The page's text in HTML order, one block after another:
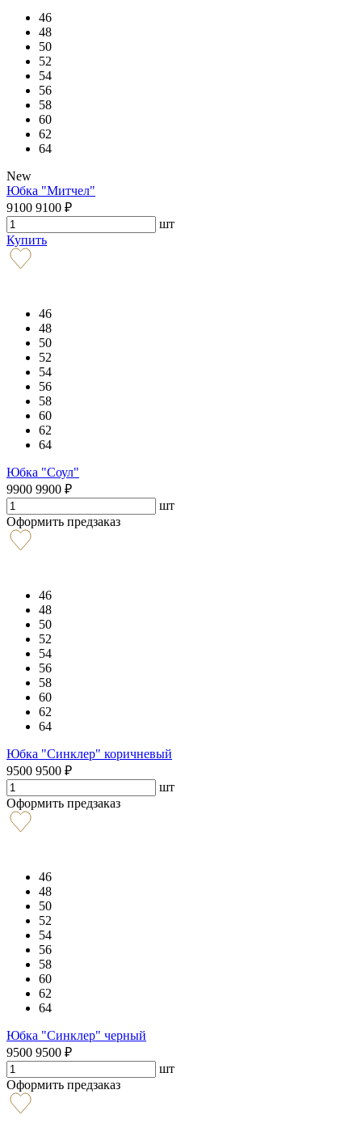
46
48
50
52
54
56
58
60
62
64
New
Юбка "Митчел"
9100 9100 ₽
шт
Купить
46
48
50
52
54
56
58
60
62
64
Юбка "Соул"
9900 9900 ₽
шт
Оформить предзаказ
46
48
50
52
54
56
58
60
62
64
Юбка "Синклер" коричневый
9500 9500 ₽
шт
Оформить предзаказ
46
48
50
52
54
56
58
60
62
64
Юбка "Синклер" черный
9500 9500 ₽
шт
Оформить предзаказ